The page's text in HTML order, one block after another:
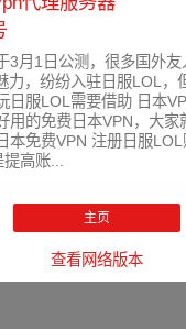
3月1日公测，很多国外
力，纷纷入驻日服LOL，
日服LOL需要借助 日本
用的免费日本VPN，大家
本免费VPN 注册日服
高账...
主页
查看网络版本